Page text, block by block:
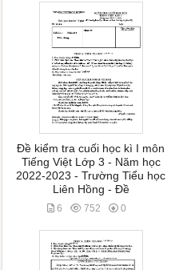
Đề kiểm tra cuối học kì I môn
Tiếng Việt Lớp 3 - Năm học
2022-2023 - Trường Tiểu học
Liên Hồng - Đề
6 752 0